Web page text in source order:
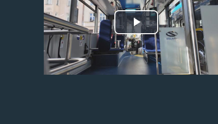
Odtwórz
wideo